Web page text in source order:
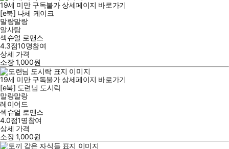
19세 미만 구독불가 상세페이지 바로가기
[e북] 나체 케이크
말랑말랑
알사탕
섹슈얼 로맨스
4.3점10명참여
상세 가격
소장1,000원
19세 미만 구독불가 상세페이지 바로가기
[e북] 도련님 도시락
말랑말랑
레이어드
섹슈얼 로맨스
4.0점1명참여
상세 가격
소장1,000원